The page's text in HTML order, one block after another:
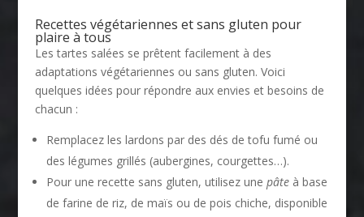
Recettes végétariennes et sans gluten pour
plaire à tous
Les tartes salées se prêtent facilement à des
adaptations végétariennes ou sans gluten. Voici
quelques idées pour répondre aux envies et besoins de
chacun :
Remplacez les lardons par des dés de tofu fumé ou
des légumes grillés (aubergines, courgettes…).
Pour une recette sans gluten, utilisez une pâteà base
de farine de riz, de maïs ou de pois chiche, disponible